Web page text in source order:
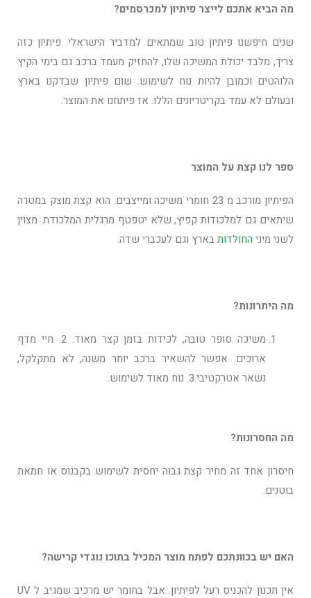
מה הביא אתכם לייצר פיתיון למכרסמים?
שנים חיפשנו פיתיון טוב שמתאים למדביר הישראלי. פיתיון כזה
צריך, מלבד יכולת המשיכה שלו, להחזיק מעמד ברכב גם בימי הקיץ
הלוהטים וכמובן להיות נוח לשימוש. שום פיתיון שבדקנו בארץ
ובעולם לא עמד בקריטריונים הללו. אז פיתחנו את המוצר.
ספר לנו קצת על המוצר
הפיתיון מורכב מ 23 חומרי משיכה ומייצבים. הוא קצת מוצק במטרה
שיתאים גם למלכודות קפיץ, שלא יטפטף מרגלית המלכודת. מצוין
לשני מיני החולדות בארץ וגם לעכברי שדה.
מה היתרונות?
משיכה סופר טובה, לכידות בזמן קצר מאוד. 2. חיי מדף
ארוכים. אפשר להשאיר ברכב יותר משנה, לא מתקלקל,
נשאר אטרקטיבי.3. נוח מאוד לשימוש.
מה החסרונות?
חיסרון אחד זה מחיר קצת גבוה יחסית לשימוש בקבנוס או חמאת
בוטנים.
האם יש בכוונתכם לפתח מוצר המכיל בתוכו נוגדי קרישה?
אין תכנון להכניס רעל לפיתיון. אבל בחומר יש מרכיב שמגיב ל UV